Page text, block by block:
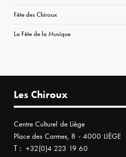
Fête des Chiroux
La Fête de la Musique
Les Chiroux
Centre Culturel de Liège
Place des Carmes, 8 - 4000 LIÈGE
T : +32(0)4 223 19 60